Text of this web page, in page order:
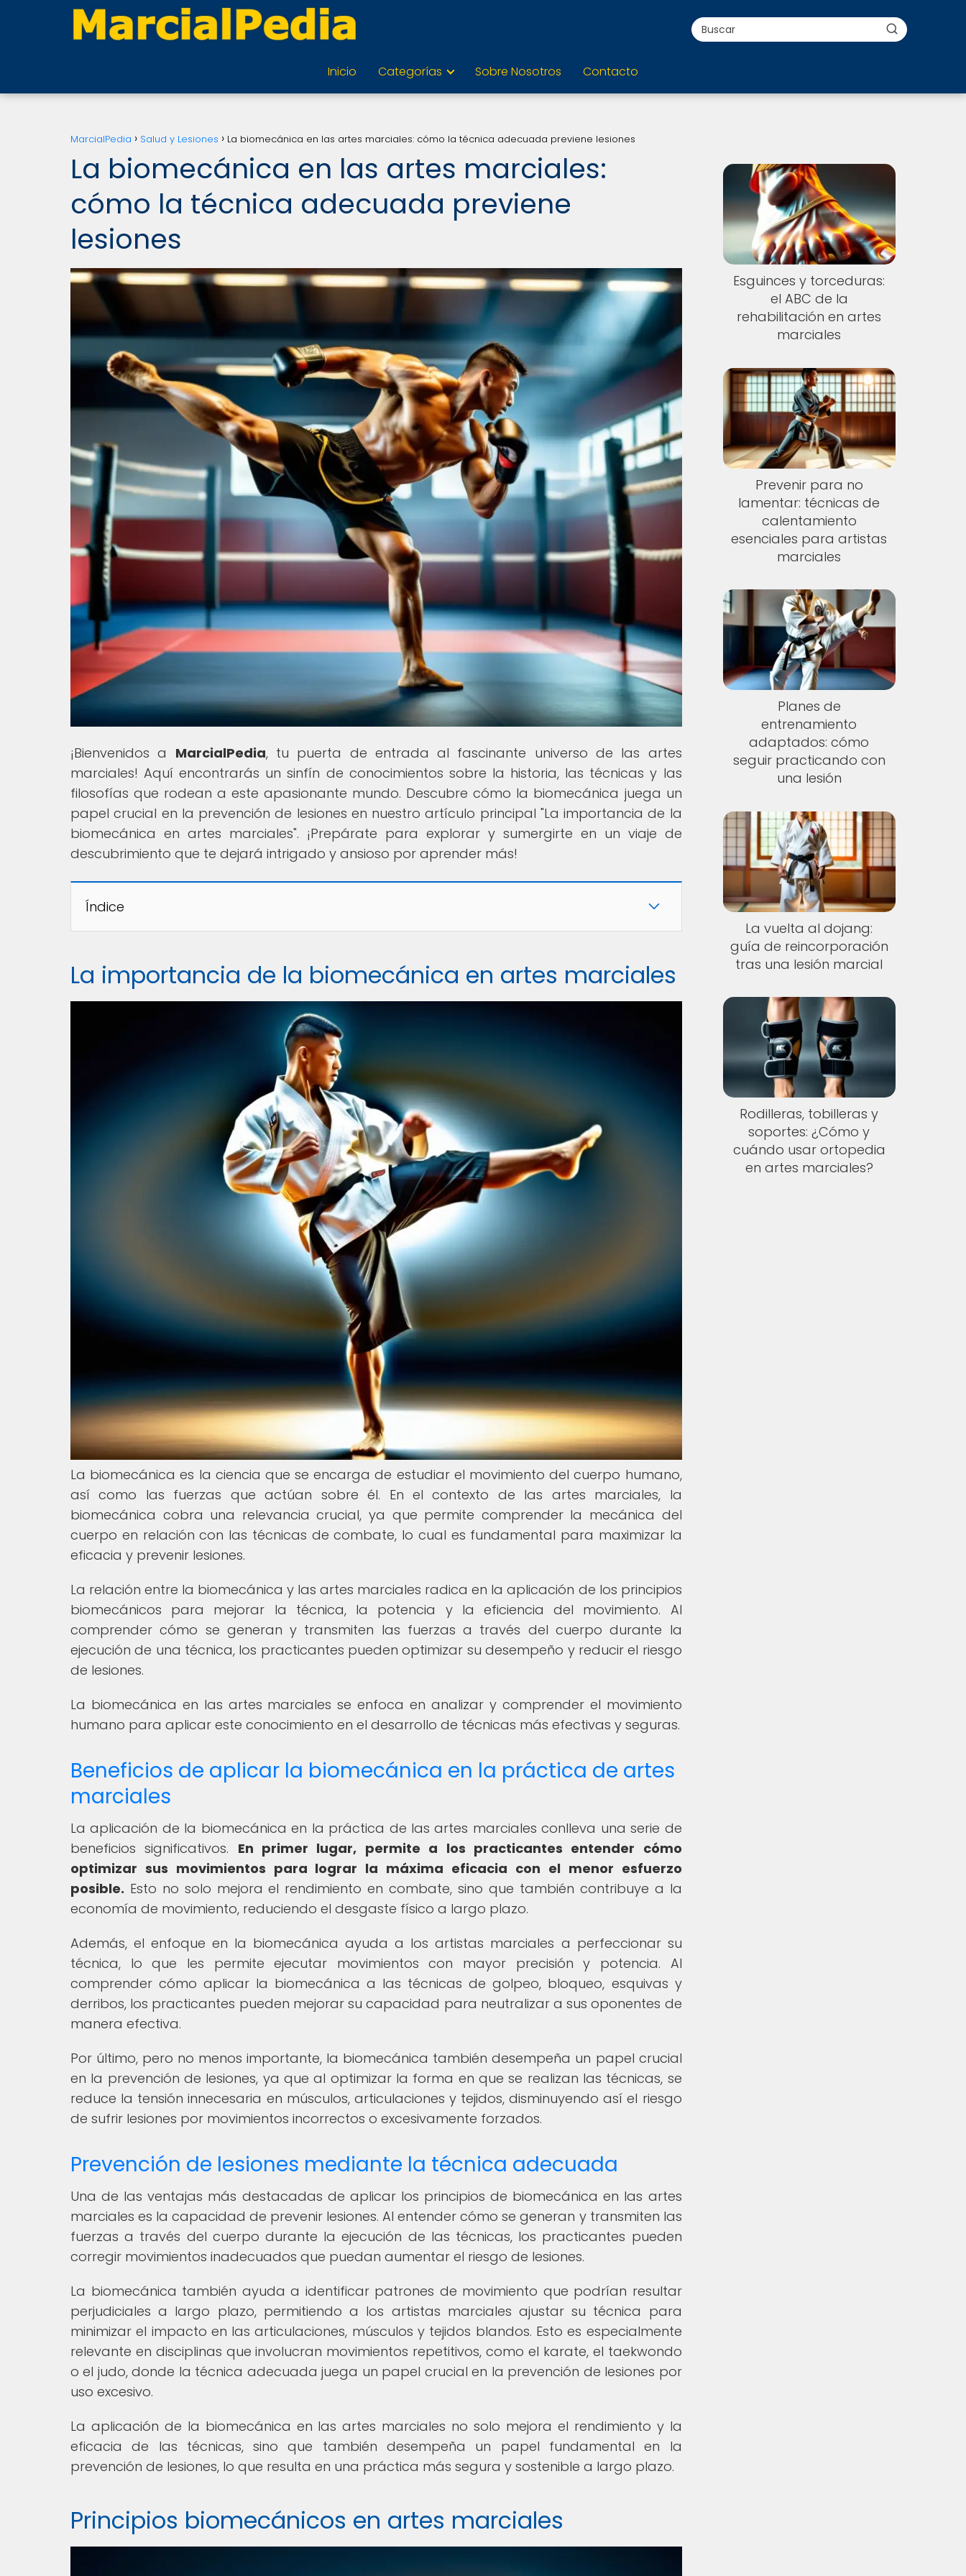
Inicio Categorías Sobre Nosotros Contacto
MarcialPedia Salud y Lesiones La biomecánica en las artes marciales: cómo la técnica adecuada previene lesiones
La biomecánica en las artes marciales:
cómo la técnica adecuada previene
lesiones
¡Bienvenidos a MarcialPedia, tu puerta de entrada al fascinante universo de las artes
marciales! Aquí encontrarás un sinfín de conocimientos sobre la historia, las técnicas y las
filosofías que rodean a este apasionante mundo. Descubre cómo la biomecánica juega un
papel crucial en la prevención de lesiones en nuestro artículo principal "La importancia de la
biomecánica en artes marciales". ¡Prepárate para explorar y sumergirte en un viaje de
descubrimiento que te dejará intrigado y ansioso por aprender más!
Índice
La importancia de la biomecánica en artes marciales
La biomecánica es la ciencia que se encarga de estudiar el movimiento del cuerpo humano,
así como las fuerzas que actúan sobre él. En el contexto de las artes marciales, la
biomecánica cobra una relevancia crucial, ya que permite comprender la mecánica del
cuerpo en relación con las técnicas de combate, lo cual es fundamental para maximizar la
eficacia y prevenir lesiones.
La relación entre la biomecánica y las artes marciales radica en la aplicación de los principios
biomecánicos para mejorar la técnica, la potencia y la eficiencia del movimiento. Al
comprender cómo se generan y transmiten las fuerzas a través del cuerpo durante la
ejecución de una técnica, los practicantes pueden optimizar su desempeño y reducir el riesgo
de lesiones.
La biomecánica en las artes marciales se enfoca en analizar y comprender el movimiento
humano para aplicar este conocimiento en el desarrollo de técnicas más efectivas y seguras.
Beneficios de aplicar la biomecánica en la práctica de artes
marciales
La aplicación de la biomecánica en la práctica de las artes marciales conlleva una serie de
beneficios significativos. En primer lugar, permite a los practicantes entender cómo
optimizar sus movimientos para lograr la máxima eficacia con el menor esfuerzo
posible. Esto no solo mejora el rendimiento en combate, sino que también contribuye a la
economía de movimiento, reduciendo el desgaste físico a largo plazo.
Además, el enfoque en la biomecánica ayuda a los artistas marciales a perfeccionar su
técnica, lo que les permite ejecutar movimientos con mayor precisión y potencia. Al
comprender cómo aplicar la biomecánica a las técnicas de golpeo, bloqueo, esquivas y
derribos, los practicantes pueden mejorar su capacidad para neutralizar a sus oponentes de
manera efectiva.
Por último, pero no menos importante, la biomecánica también desempeña un papel crucial
en la prevención de lesiones, ya que al optimizar la forma en que se realizan las técnicas, se
reduce la tensión innecesaria en músculos, articulaciones y tejidos, disminuyendo así el riesgo
de sufrir lesiones por movimientos incorrectos o excesivamente forzados.
Prevención de lesiones mediante la técnica adecuada
Una de las ventajas más destacadas de aplicar los principios de biomecánica en las artes
marciales es la capacidad de prevenir lesiones. Al entender cómo se generan y transmiten las
fuerzas a través del cuerpo durante la ejecución de las técnicas, los practicantes pueden
corregir movimientos inadecuados que puedan aumentar el riesgo de lesiones.
La biomecánica también ayuda a identificar patrones de movimiento que podrían resultar
perjudiciales a largo plazo, permitiendo a los artistas marciales ajustar su técnica para
minimizar el impacto en las articulaciones, músculos y tejidos blandos. Esto es especialmente
relevante en disciplinas que involucran movimientos repetitivos, como el karate, el taekwondo
o el judo, donde la técnica adecuada juega un papel crucial en la prevención de lesiones por
uso excesivo.
La aplicación de la biomecánica en las artes marciales no solo mejora el rendimiento y la
eficacia de las técnicas, sino que también desempeña un papel fundamental en la
prevención de lesiones, lo que resulta en una práctica más segura y sostenible a largo plazo.
Principios biomecánicos en artes marciales
Esguinces y torceduras:
el ABC de la
rehabilitación en artes
marciales
Prevenir para no
lamentar: técnicas de
calentamiento
esenciales para artistas
marciales
Planes de
entrenamiento
adaptados: cómo
seguir practicando con
una lesión
La vuelta al dojang:
guía de reincorporación
tras una lesión marcial
Rodilleras, tobilleras y
soportes: ¿Cómo y
cuándo usar ortopedia
en artes marciales?